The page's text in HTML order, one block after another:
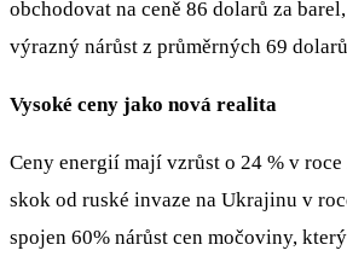
obchodovat na ceně 86 dolarů za
výrazný nárůst z průměrných 69
Vysoké ceny jako nová realita
Ceny energií mají vzrůst o 24 % v
skok od ruské invaze na Ukrajinu v
spojen 60% nárůst cen močoviny,